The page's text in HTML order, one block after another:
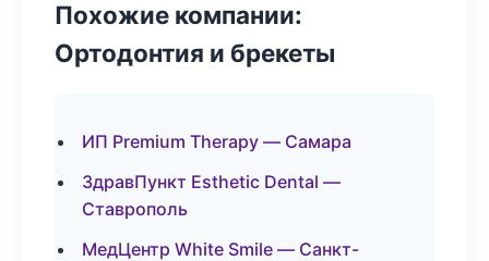
Похожие компании:
Ортодонтия и брекеты
ИП Premium Therapy — Самара
ЗдравПункт Esthetic Dental —
Ставрополь
МедЦентр White Smile — Санкт-